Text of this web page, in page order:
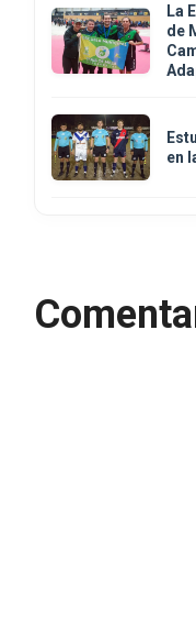
La
de
en